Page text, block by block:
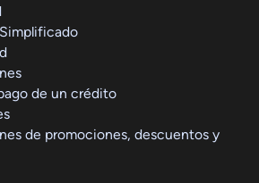
de un crédito
de promociones, descuentos y